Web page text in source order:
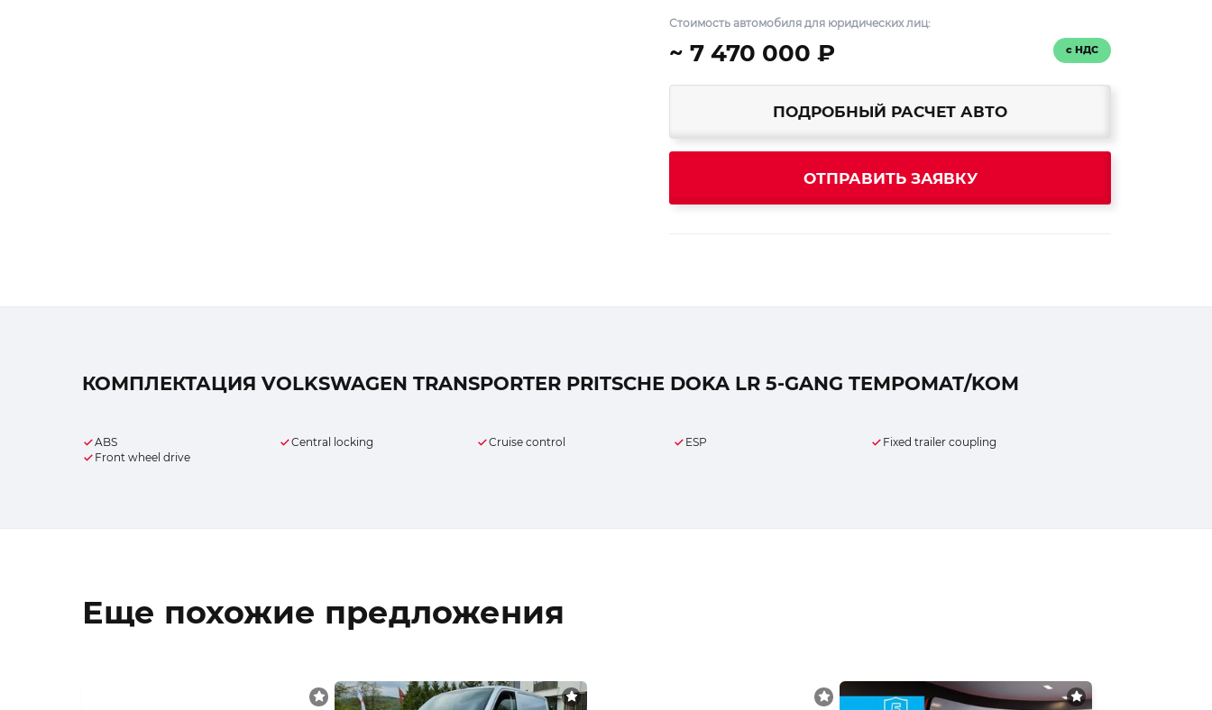
Стоимость автомобиля для юридических лиц:
~ 7 470 000 ₽ с НДС
ПОДРОБНЫЙ РАСЧЕТ АВТО
ОТПРАВИТЬ ЗАЯВКУ
КОМПЛЕКТАЦИЯ VOLKSWAGEN TRANSPORTER PRITSCHE DOKA LR 5-GANG TEMPOMAT/KOM
ABS Central locking Cruise control ESP
Fixed trailer coupling
Front wheel drive
Еще похожие предложения